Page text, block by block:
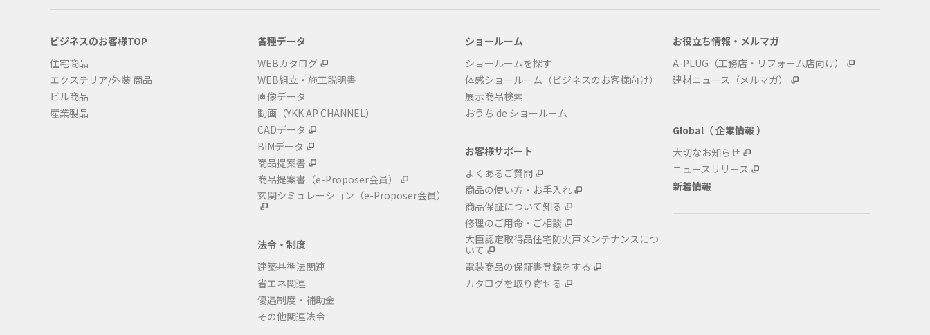
ビジネスのお客様TOP
住宅商品
エクステリア/外装 商品
ビル商品
産業製品
各種データ
WEBカタログ
WEB組立・施工説明書
画像データ
動画（YKK AP CHANNEL）
CADデータ
BIMデータ
商品提案書
商品提案書 （e-Proposer会員）
玄関シミュレーション （e-Proposer会員）
法令・制度
建築基準法関連
省エネ関連
優遇制度・補助金
その他関連法令
ショールーム
ショールームを探す
体感ショールーム（ビジネスのお客様向け）
展示商品検索
おうち de ショールーム
お客様サポート
よくあるご質問
商品の使い方・お手入れ
商品保証について知る
修理のご用命・ご相談
大臣認定取得品住宅防火戸メンテナンスにつ
いて
電装商品の保証書登録をする
カタログを取り寄せる
お役立ち情報・メルマガ
A-PLUG（工務店・リフォーム店向け）
建材ニュース（メルマガ）
Global（ 企業情報 ）
大切なお知らせ
ニュースリリース
新着情報